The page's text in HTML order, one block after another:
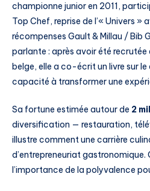
championne junior en 2011,
Top Chef, reprise de l’« Univers »
récompenses Gault & Millau / Bib
parlante : après avoir été
belge, elle a co-écrit un livre sur
capacité à transformer une
Sa fortune estimée autour de 2
diversification — restauration,
illustre comment une carrière
d’entrepreneuriat
l’importance de la polyvalence